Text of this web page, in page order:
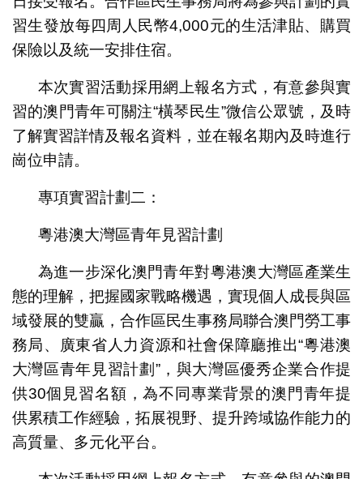
習生發放每四周人民幣4,000元的生活津貼、購買
保險以及統一安排住宿。
本次實習活動採用網上報名方式，有意參與實
習的澳門青年可關注“橫琴民生”微信公眾號，及時
了解實習詳情及報名資料，並在報名期內及時進行
崗位申請。
專項實習計劃二：
粵港澳大灣區青年見習計劃
為進一步深化澳門青年對粵港澳大灣區產業生
態的理解，把握國家戰略機遇，實現個人成長與區
域發展的雙贏，合作區民生事務局聯合澳門勞工事
務局、廣東省人力資源和社會保障廳推出“粵港澳
大灣區青年見習計劃”，與大灣區優秀企業合作提
供30個見習名額，為不同專業背景的澳門青年提
供累積工作經驗，拓展視野、提升跨域協作能力的
高質量、多元化平台。